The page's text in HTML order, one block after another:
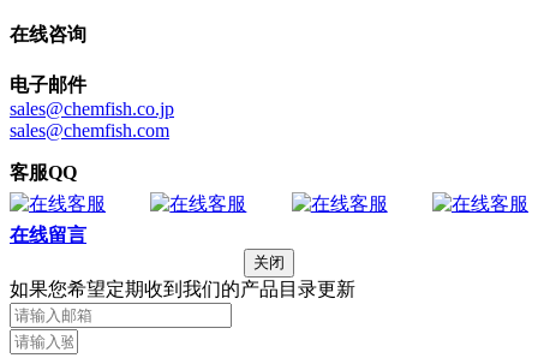
在线咨询
电子邮件
sales@chemfish.co.jp
sales@chemfish.com
客服QQ
在线留言
关闭
如果您希望定期收到我们的产品目录更新